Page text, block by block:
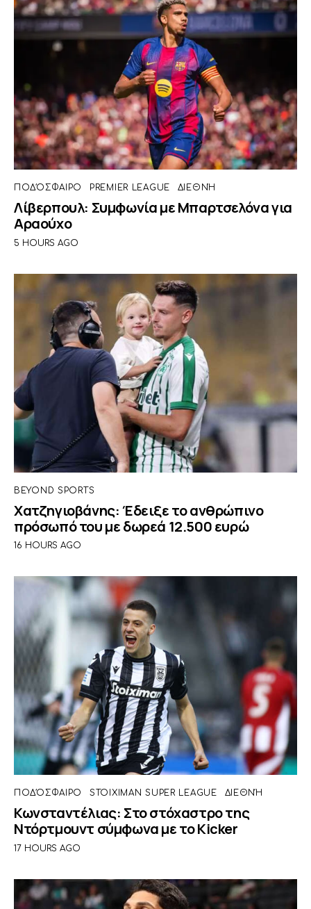
ΠΟΔΌΣΦΑΙΡΟ PREMIER LEAGUE ΔΙΕΘΝΉ
Λίβερπουλ: Συμφωνία με Μπαρτσελόνα για
Αραούχο
5 HOURS AGO
BEYOND SPORTS
Χατζηγιοβάνης: Έδειξε το ανθρώπινο
πρόσωπό του με δωρεά 12.500 ευρώ
16 HOURS AGO
ΠΟΔΌΣΦΑΙΡΟ STOIXIMAN SUPER LEAGUE ΔΙΕΘΝΉ
Κωνσταντέλιας: Στο στόχαστρο της
Ντόρτμουντ σύμφωνα με το Kicker
17 HOURS AGO